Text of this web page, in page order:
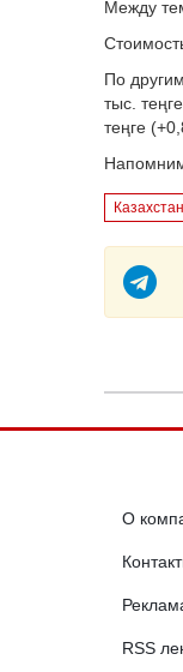
Между
По
тыс.
теңге
Казахстан
О
RSS